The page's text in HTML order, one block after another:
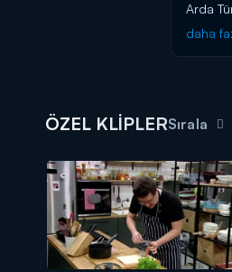
Arda
daha
ÖZEL KLİPLERSırala